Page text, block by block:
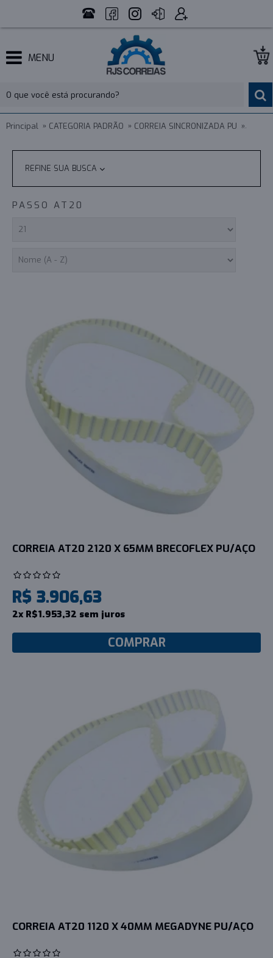
MENU
Principal CATEGORIA PADRÃO CORREIA SINCRONIZADA PU
REFINE SUA BUSCA
PASSO AT20
CORREIA AT20 2120 X 65MM BRECOFLEX PU/AÇO
R$ 3.906,63
2x R$1.953,32 sem juros
COMPRAR
CORREIA AT20 1120 X 40MM MEGADYNE PU/AÇO